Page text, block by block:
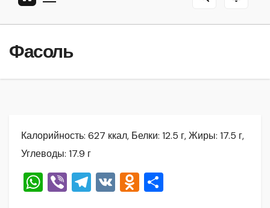
Фасоль
Калорийность: 627 ккал, Белки: 12.5 г, Жиры: 17.5 г,
Углеводы: 17.9 г
W Vi T V O